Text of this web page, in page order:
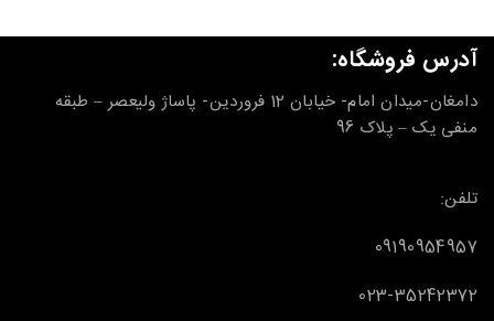
آدرس فروشگاه:
دامغان-میدان امام- خیابان 12 فروردین- پاساژ ولیعصر – طبقه
منفی یک – پلاک 96
تلفن:
09190954957
023-35242372